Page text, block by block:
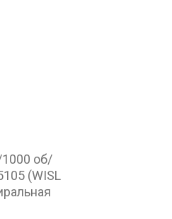
об/
(WISL